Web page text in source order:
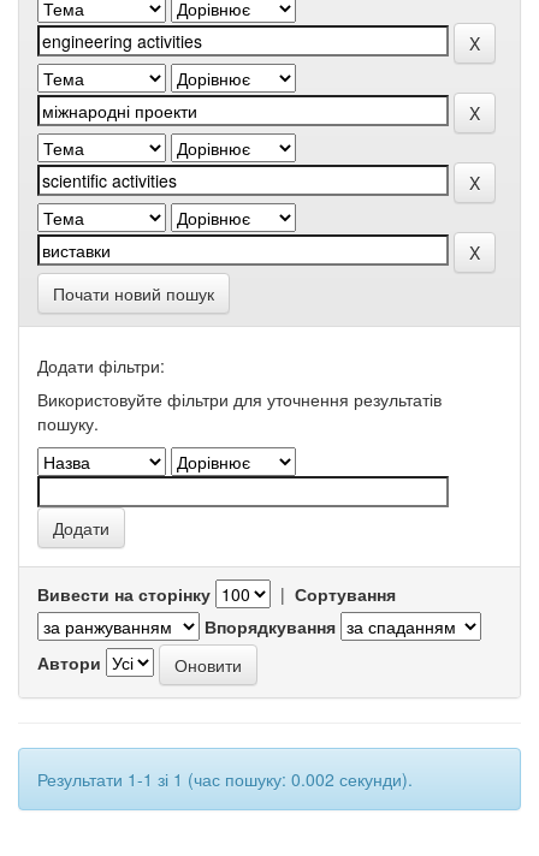
Почати новий пошук
Додати фільтри:
Використовуйте фільтри для уточнення результатів
пошуку.
Вивести на сторінку | Сортування
Впорядкування
Автори
Результати 1-1 зі 1 (час пошуку: 0.002 секунди).